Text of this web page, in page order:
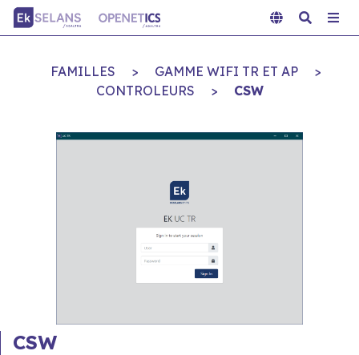
FAMILLES > GAMME WIFI TR ET AP
>
CONTROLEURS
> CSW
CSW